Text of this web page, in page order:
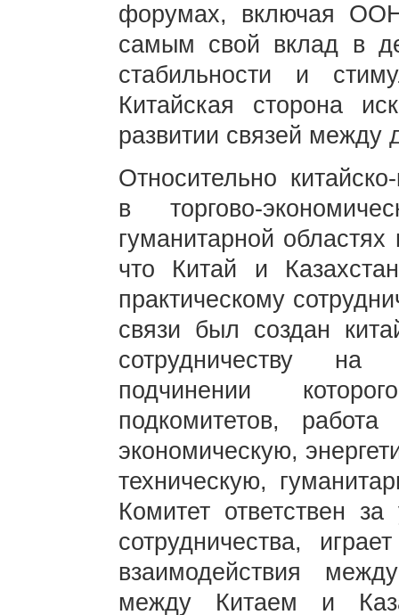
форумах, включая
самым свой вклад в
стабильности и
Китайская сторона
развитии связей между
Относительно
в торгово-
гуманитарной
что Китай и
практическому
связи был создан
сотрудничеству
подчинении
подкомитетов, работа
экономическую,
техническую,
Комитет ответствен за
сотрудничества,
взаимодействия
между Китаем и